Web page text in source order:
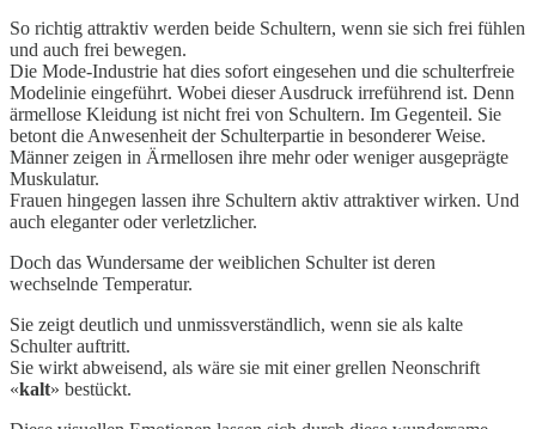
So richtig attraktiv werden beide Schultern, wenn sie sich frei fühlen
und auch frei bewegen.
Die Mode-Industrie hat dies sofort eingesehen und die schulterfreie
Modelinie eingeführt. Wobei dieser Ausdruck irreführend ist. Denn
ärmellose Kleidung ist nicht frei von Schultern. Im Gegenteil. Sie
betont die Anwesenheit der Schulterpartie in besonderer Weise.
Männer zeigen in Ärmellosen ihre mehr oder weniger ausgeprägte
Muskulatur.
Frauen hingegen lassen ihre Schultern aktiv attraktiver wirken. Und
auch eleganter oder verletzlicher.
Doch das Wundersame der weiblichen Schulter ist deren
wechselnde Temperatur.
Sie zeigt deutlich und unmissverständlich, wenn sie als kalte
Schulter auftritt.
Sie wirkt abweisend, als wäre sie mit einer grellen Neonschrift
«kalt» bestückt.